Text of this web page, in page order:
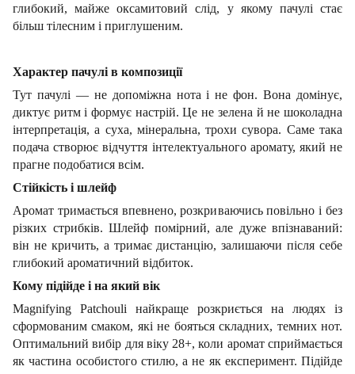
глибокий, майже оксамитовий слід, у якому пачулі стає
більш тілесним і приглушеним.
Характер пачулі в композиції
Тут пачулі — не допоміжна нота і не фон. Вона домінує,
диктує ритм і формує настрій. Це не зелена й не шоколадна
інтерпретація, а суха, мінеральна, трохи сувора. Саме така
подача створює відчуття інтелектуального аромату, який не
прагне подобатися всім.
Стійкість і шлейф
Аромат тримається впевнено, розкриваючись повільно і без
різких стрибків. Шлейф помірний, але дуже впізнаваний:
він не кричить, а тримає дистанцію, залишаючи після себе
глибокий ароматичний відбиток.
Кому підійде і на який вік
Magnifying Patchouli найкраще розкриється на людях із
сформованим смаком, які не бояться складних, темних нот.
Оптимальний вибір для віку 28+, коли аромат сприймається
як частина особистого стилю, а не як експеримент. Підійде